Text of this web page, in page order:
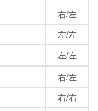
右/左
左/左
左/左
右/左
右/右